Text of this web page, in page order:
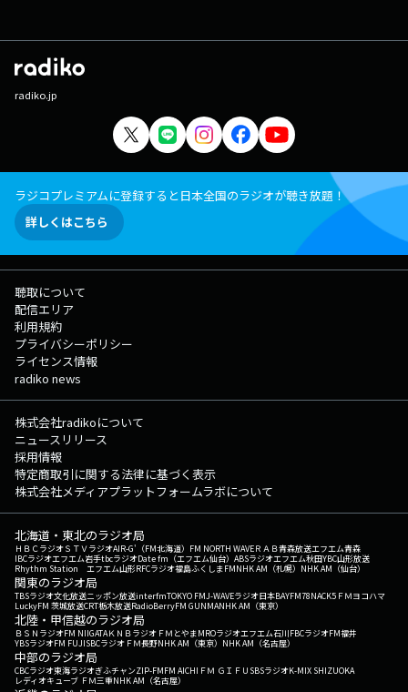
radiko.jp
ラジコプレミアムに登録すると日本全国のラジオが聴き放題！
詳しくはこちら
聴取について
配信エリア
利用規約
プライバシーポリシー
ライセンス情報
radiko news
株式会社radikoについて
ニュースリリース
採用情報
特定商取引に関する法律に基づく表示
株式会社メディアプラットフォームラボについて
北海道・東北のラジオ局
ＨＢＣラジオＳＴＶラジオAIR-G'（FM北海道） FM NORTH WAVEＲＡＢ青森放送エフエム青森
IBCラジオエフエム岩手tbcラジオDate fm（エフエム仙台） ABSラジオエフエム秋田YBC山形放送
Rhythm Station エフエム山形RFCラジオ福島ふくしまFMNHK AM（札幌） NHK AM（仙台）
関東のラジオ局
TBSラジオ文化放送ニッポン放送interfmTOKYO FMJ-WAVEラジオ日本BAYFM78NACK5 ＦＭヨコハマ
LuckyFM 茨城放送CRT栃木放送RadioBerryFM GUNMANHK AM（東京）
北陸・甲信越のラジオ局
ＢＳＮラジオFM NIIGATAＫＮＢラジオ ＦＭとやまMROラジオエフエム石川FBCラジオFM福井
YBSラジオFM FUJISBCラジオ ＦＭ長野NHK AM（東京） NHK AM（名古屋）
中部のラジオ局
CBCラジオ東海ラジオぎふチャンZIP-FMFM AICHI ＦＭ ＧＩＦＵ SBSラジオK-MIX SHIZUOKA
レディオキューブ ＦＭ三重NHK AM（名古屋）